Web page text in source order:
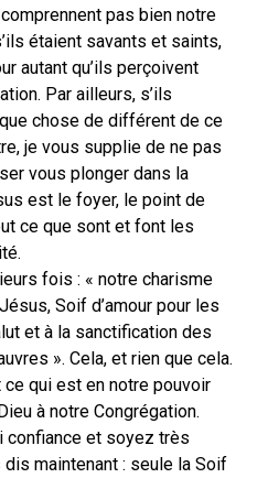
pas bien notre
étaient savants et saints,
autant qu’ils perçoivent
Par ailleurs, s’ils
chose de différent de ce
je vous supplie de ne pas
vous plonger dans la
est le foyer, le point de
ce que sont et font les
fois : « notre charisme
Soif d’amour pour les
et à la sanctification des
». Cela, et rien que cela.
ce qui est en notre pouvoir
à notre Congrégation.
confiance et soyez très
maintenant : seule la Soif